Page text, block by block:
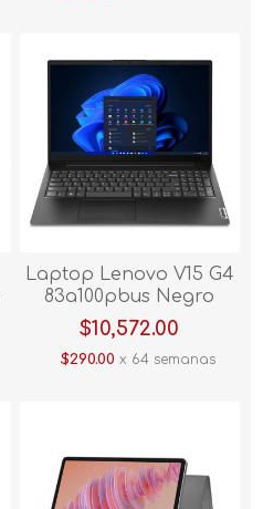
Laptop Lenovo V15 G4
83a100pbus Negro
$10,572.00
$290.00 x 64 semanas